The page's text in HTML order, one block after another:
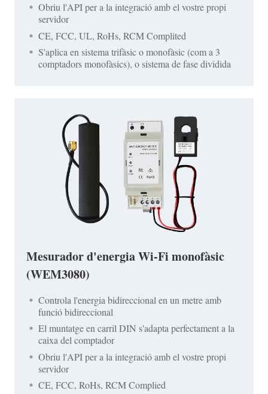
Obriu l'API per a la integració amb el vostre propi
servidor
CE, FCC, UL, RoHs, RCM Complited
S'aplica en sistema trifàsic o monofàsic (com a 3
comptadors monofàsics), o sistema de fase dividida
Mesurador d'energia Wi-Fi monofàsic
(WEM3080)
Controla l'energia bidireccional en un metre amb
funció bidireccional
El muntatge en carril DIN s'adapta perfectament a la
caixa del comptador
Obriu l'API per a la integració amb el vostre propi
servidor
CE, FCC, RoHs, RCM Complied